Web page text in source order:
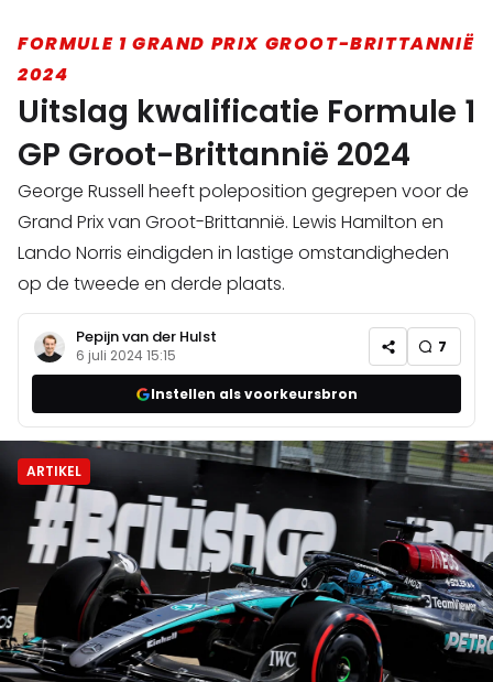
FORMULE 1 GRAND PRIX GROOT-BRITTANNIË
2024
Uitslag kwalificatie Formule 1
GP Groot-Brittannië 2024
George Russell heeft poleposition gegrepen voor de
Grand Prix van Groot-Brittannië. Lewis Hamilton en
Lando Norris eindigden in lastige omstandigheden
op de tweede en derde plaats.
Pepijn van der Hulst
6 juli 2024 15:15 7
Instellen als voorkeursbron
ARTIKEL